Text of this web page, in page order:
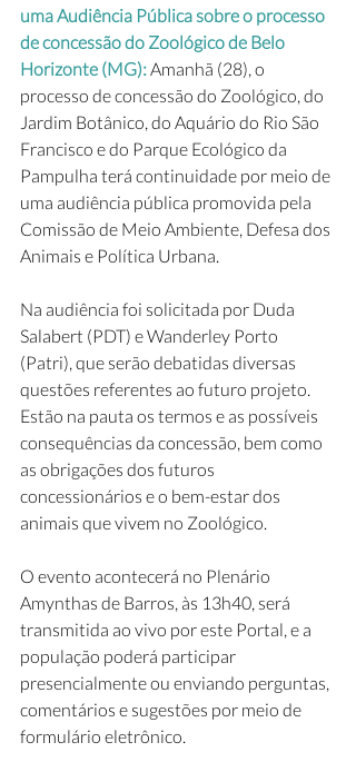
uma Audiência Pública sobre o processo
de concessão do Zoológico de Belo
Horizonte (MG): Amanhã (28), o
processo de concessão do Zoológico, do
Jardim Botânico, do Aquário do Rio São
Francisco e do Parque Ecológico da
Pampulha terá continuidade por meio de
uma audiência pública promovida pela
Comissão de Meio Ambiente, Defesa dos
Animais e Política Urbana.
Na audiência foi solicitada por Duda
Salabert (PDT) e Wanderley Porto
(Patri), que serão debatidas diversas
questões referentes ao futuro projeto.
Estão na pauta os termos e as possíveis
consequências da concessão, bem como
as obrigações dos futuros
concessionários e o bem-estar dos
animais que vivem no Zoológico.
O evento acontecerá no Plenário
Amynthas de Barros, às 13h40, será
transmitida ao vivo por este Portal, e a
população poderá participar
presencialmente ou enviando perguntas,
comentários e sugestões por meio de
formulário eletrônico.